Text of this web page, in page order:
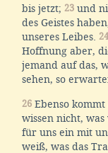
bis jetzt; 23 und
des Geistes
unseres Leibes. 24
Hoffnung aber,
jemand auf das,
sehen, so
26 Ebenso
wissen nicht,
für uns ein mit
weiß, was das